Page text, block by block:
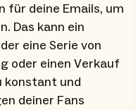
für deine Emails, um
Das kann ein
eine Serie von
oder einen Verkauf
konstant und
deiner Fans